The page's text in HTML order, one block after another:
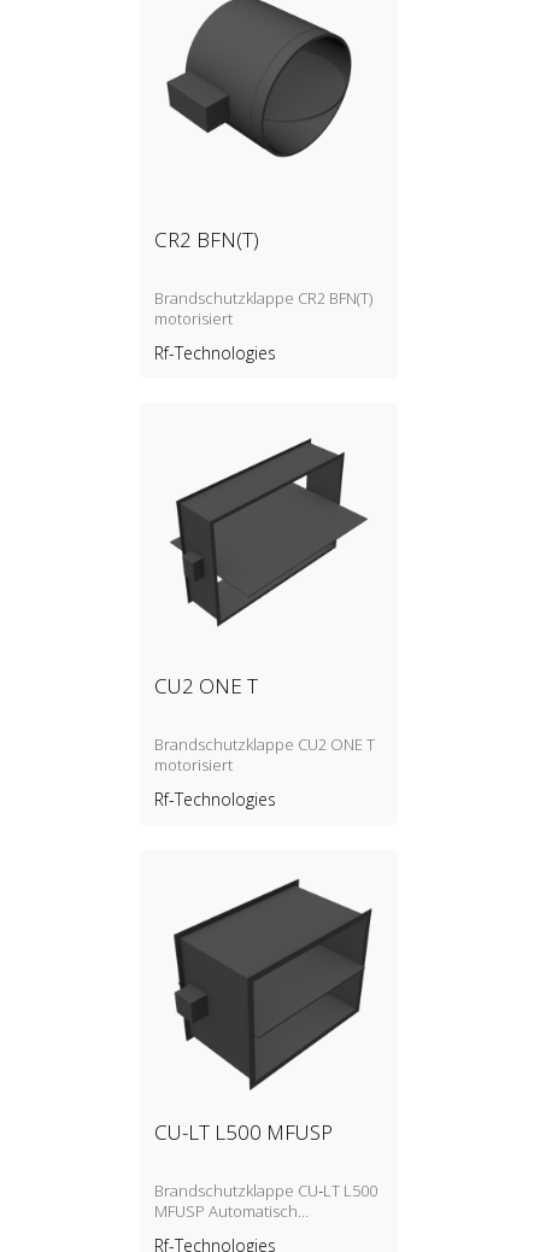
CR2 BFN(T)
Brandschutzklappe CR2 BFN(T)
motorisiert
Rf-Technologies
CU2 ONE T
Brandschutzklappe CU2 ONE T
motorisiert
Rf-Technologies
CU-LT L500 MFUSP
Brandschutzklappe CU‑LT L500
MFUSP Automatisch
Rf-Technologies